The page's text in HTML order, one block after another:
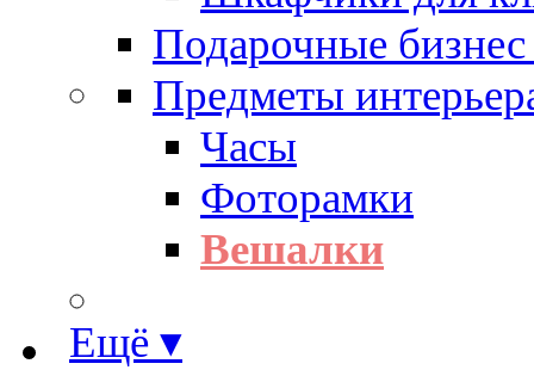
Подарочные бизнес
Предметы
Часы
Фоторамки
Вешалки
Ещё ▾